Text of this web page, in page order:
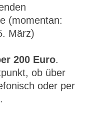
(momentan:
März)
200 Euro.
ob über
oder per
.